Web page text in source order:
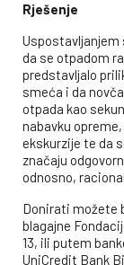
Rješenje
da se otpadom
predstavljalo
smeća i da
otpada kao
nabavku
ekskurzije te da
značaju
odnosno,
Donirati možete
blagajne
13, ili putem
UniCredit Bank